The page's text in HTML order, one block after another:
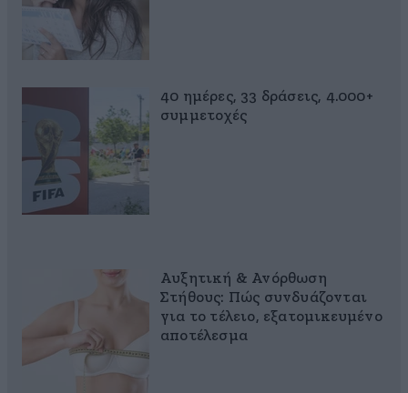
40 ημέρες, 33 δράσεις, 4.000+
συμμετοχές
Αυξητική & Ανόρθωση
Στήθους: Πώς συνδυάζονται
για το τέλειο, εξατομικευμένο
αποτέλεσμα